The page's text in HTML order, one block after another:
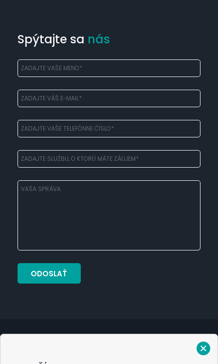
Spýtajte sa nás